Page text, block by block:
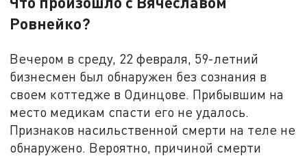
Ровнейко?
Вечером в среду, 22 февраля, 59-летний
бизнесмен был обнаружен без сознания в
своем коттедже в Одинцове. Прибывшим на
место медикам спасти его не удалось.
Признаков насильственной смерти на теле не
обнаружено. Вероятно, причиной смерти